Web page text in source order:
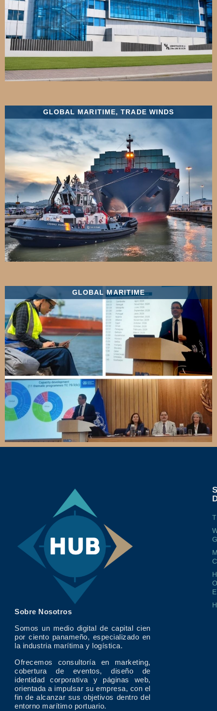
GLOBAL MARITIME,TRADE WINDS
GLOBAL MARITIME
Sobre Nosotros
Somos un medio digital de capital cien
por ciento panameño, especializado en
la industria marítima y logística.
Ofrecemos consultoría en marketing,
cobertura de eventos, diseño de
identidad corporativa y páginas web,
orientada a impulsar su empresa, con el
fin de alcanzar sus objetivos dentro del
entorno marítimo portuario.